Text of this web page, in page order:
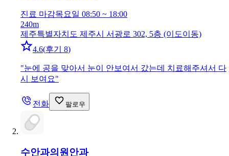
진료 마감목요일 08:50 ~ 18:00
240m
제주특별자치도 제주시 서광로 302, 5층 (이도이동)
4.6(후기 8)
"눈에 공을 맞아서 눈이 안보여서 갔는데 치료해주셔서 다
시 보여요"
전화 팔로우
수안과의원 안과